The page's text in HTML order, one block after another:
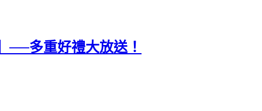
──多重好禮大放送！